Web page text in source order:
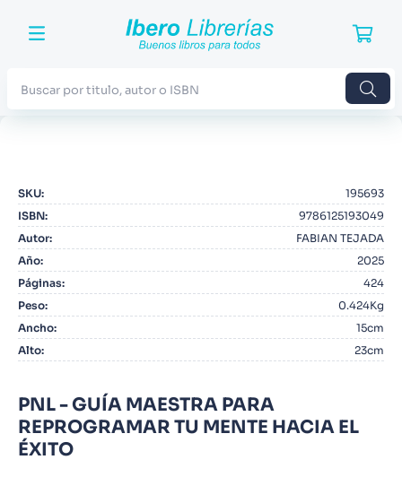
SKU:
195693
ISBN:
9786125193049
Autor:
FABIAN TEJADA
Año:
2025
Páginas:
424
Peso:
0.424Kg
Ancho:
15cm
Alto: 23cm
PNL - GUÍA MAESTRA PARA
REPROGRAMAR TU MENTE HACIA EL
ÉXITO
2. Blue Lock
3.
4. Odisea
5. Manga
6. Stephen King
7. Iliada
Noches Blancas
9. Infantil
10 .Warhammer